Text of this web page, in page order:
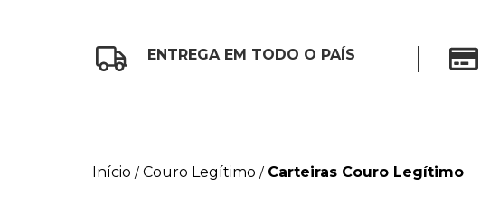
ENTREGA EM TODO O PAÍS
Início / Couro Legítimo / Carteiras Couro Legítimo